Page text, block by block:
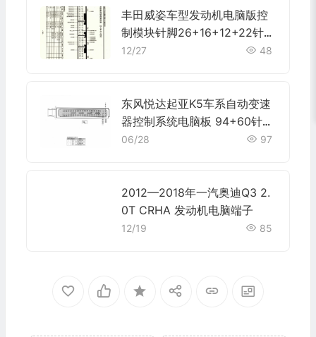
丰田威姿车型发动机电脑版控
制模块针脚26+16+12+22针
端子图
12/27 48
东风悦达起亚K5车系自动变速
器控制系统电脑板 94+60针端
子
06/28 97
2012—2018年一汽奥迪Q3 2.
0T CRHA 发动机电脑端子
12/19 85